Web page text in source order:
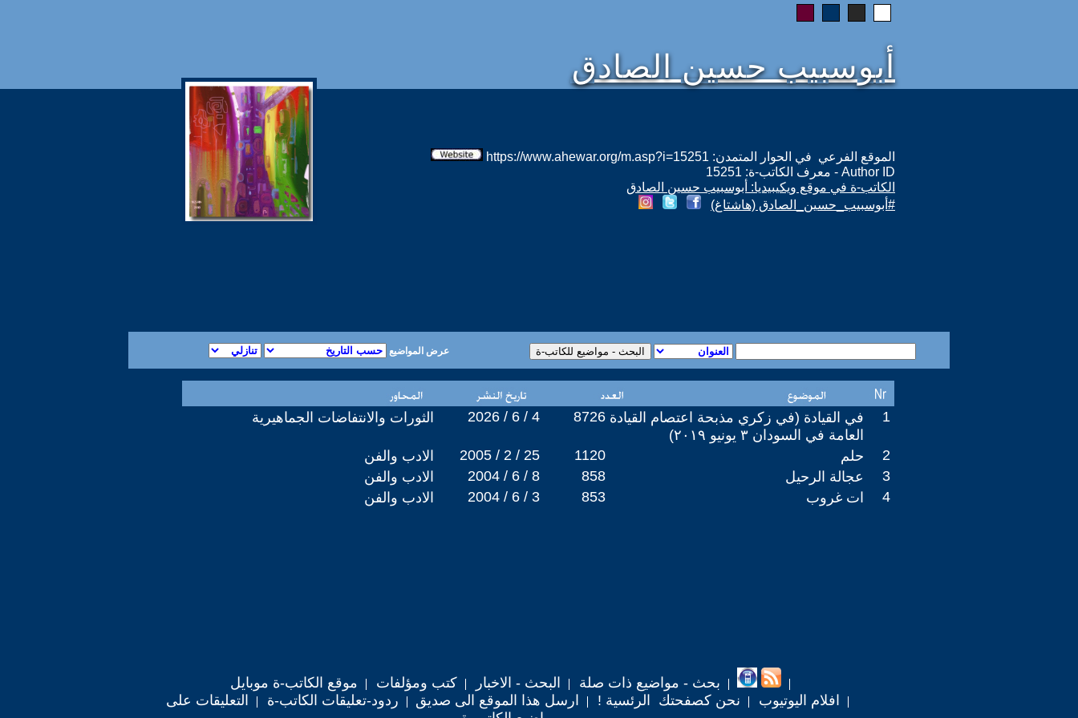
أبوسبيب حسين الصادق
الموقع الفرعي في الحوار المتمدن: https://www.ahewar.org/m.asp?i=15251
Author ID - معرف الكاتب-ة: 15251
الكاتب-ة في موقع ويكيبيديا: أبوسبيب حسين الصادق
#أبوسبيب_حسين_الصادق (هاشتاغ)
عرض المواضيع
الثورات والانتفاضات الجماهيرية 2026 / 6 / 4 8726 في القيادة (في زكري مذبحة اعتصام القيادة
العامة في السودان ٣ يونيو ٢٠١٩)
1
الادب والفن 2005 / 2 / 25 1120 حلم
2
الادب والفن
2004 / 6 / 8 858 عجالة الرحيل
3
الادب والفن
2004 / 6 / 3 853 ات غروب 4
بحث - مواضيع ذات صلة البحث - الاخبار كتب ومؤلفات
موقع الكاتب-ة موبايل
افلام اليوتيوب
نحن كصفحتك الرئسية ! ارسل هذا الموقع الى صديق ردود-تعليقات الكاتب-ة
التعليقات على